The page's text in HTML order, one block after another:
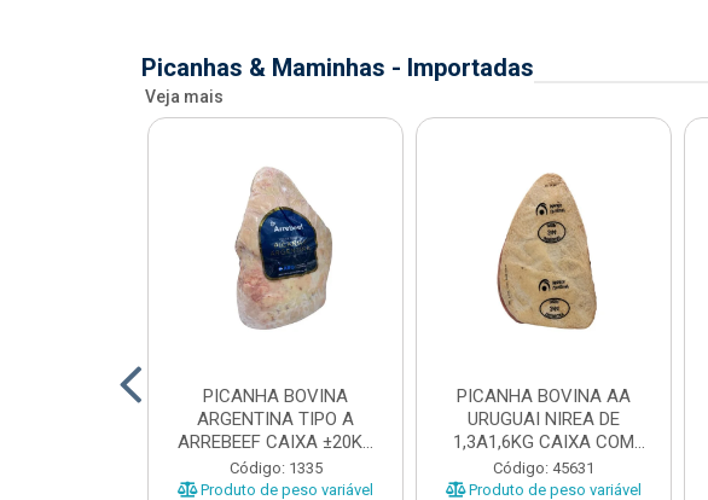
Picanhas & Maminhas - Importadas
Veja mais
PICANHA BOVINA
ARGENTINA TIPO A
ARREBEEF CAIXA ±20KG
PEÇAS 1...
Código: 1335
Produto de peso variável
PICANHA BOVINA AA
URUGUAI NIREA DE
1,3A1,6KG CAIXA COM
±15KG
Código: 45631
Produto de peso variável